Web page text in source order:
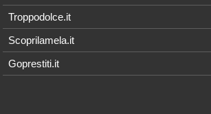
Troppodolce.it
Scoprilamela.it
Goprestiti.it